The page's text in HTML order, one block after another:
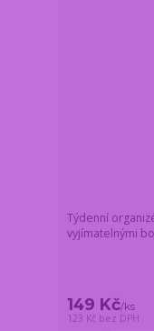
Týdenní
vyjímatelnými
149 Kč/ks
123 Kč bez DPH